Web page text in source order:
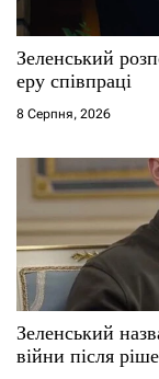
Зеленський
еру співпраці
8 Серпня, 2026
Зеленський
війни після